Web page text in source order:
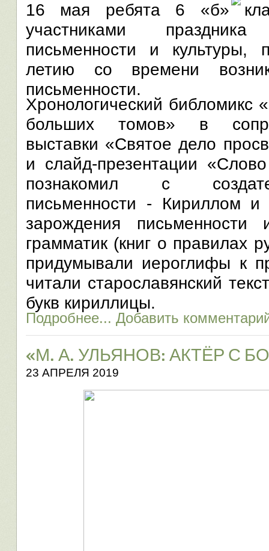
16 мая ребята 6 «б»
участниками
письменности и культуры,
летию со времени
письменности.
Хронологический библомикс
больших томов» в
выставки «Святое дело
и слайд-презентации
познакомил с
письменности - Кириллом
зарождения
грамматик (книг о правилах
придумывали иероглифы к
читали старославянский
букв кириллицы.
Подробнее... Добавить
«М. А. УЛЬЯНОВ: АКТЁР С
23 АПРЕЛЯ 2019